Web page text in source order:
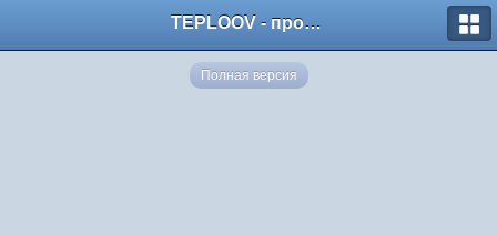
TEPLOOV - программный комплекс для расчёта систем отопления и вентиляции
Полная версия